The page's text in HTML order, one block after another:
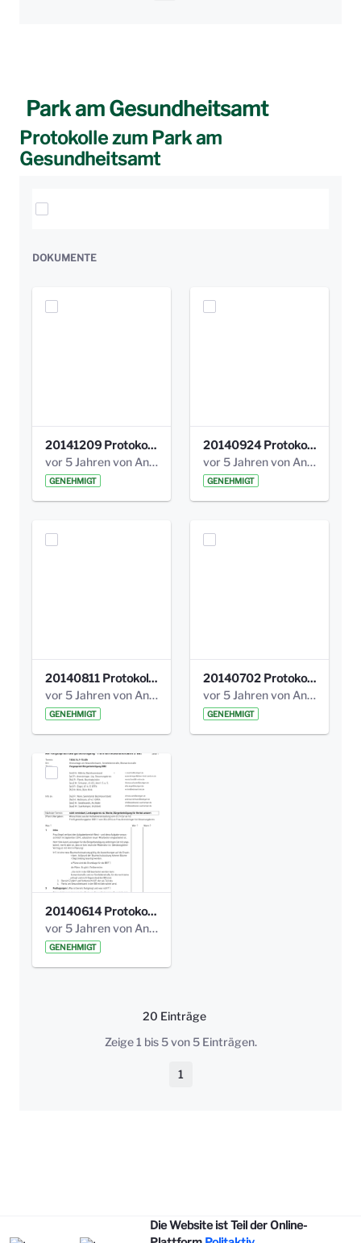
Park am Gesundheitsamt
Protokolle zum Park am
Gesundheitsamt
Elemente auswählen
DOKUMENTE
20141209 Protokoll Park am Gesundheitsamt 04.pdf
vor 5 Jahren von Anni Schlumberger
GENEHMIGT
20140924 Protokoll Park am Gesundheitsamt 03.pdf
vor 5 Jahren von Anni Schlumberger
GENEHMIGT
20140811 Protokoll Park am Gesundheitsamt 02.pdf
vor 5 Jahren von Anni Schlumberger
GENEHMIGT
20140702 Protokoll Park am Gesundheitsam 01.pdf
vor 5 Jahren von Anni Schlumberger
GENEHMIGT
20140614 Protokoll Park Am Gesundheitsamt 00.pdf
vor 5 Jahren von Anni Schlumberger
GENEHMIGT
20 Einträge
Pro Seite
Zeige 1 bis 5 von 5 Einträgen.
Seite
1
Die Website ist Teil der Online-